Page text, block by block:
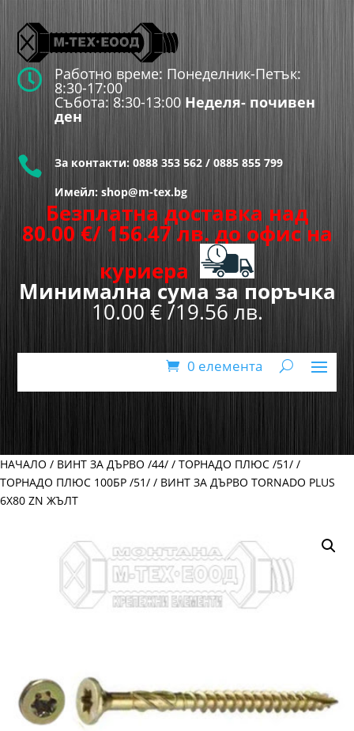
 Работно време: Понеделник-Петък:
8:30-17:00
Събота: 8:30-13:00 Неделя- почивен
ден
 За контакти: 0888 353 562 / 0885 855 799
Имейл: shop@m-tex.bg
Безплатна доставка над
80.00 €/ 156.47 лв. до офис на
куриера
Минимална сума за поръчка
10.00 € /19.56 лв.
0 елемента
НАЧАЛО / ВИНТ ЗА ДЪРВО /44/ / ТОРНАДО ПЛЮС /51/ /
ТОРНАДО ПЛЮС 100БР /51/ / ВИНТ ЗА ДЪРВО TORNADO PLUS
6Х80 ZN ЖЪЛТ